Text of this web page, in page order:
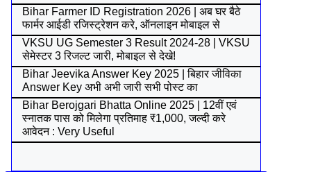
Bihar Farmer ID Registration 2026 | अब घर बैठे
फार्मर आईडी रजिस्ट्रेशन करे, ऑनलाइन मोबाइल से
VKSU UG Semester 3 Result 2024-28 | VKSU
सेमेस्टर 3 रिजल्ट जारी, मोबाइल से देखे!
Bihar Jeevika Answer Key 2025 | बिहार जीविका
Answer Key अभी अभी जारी सभी पोस्ट का
Bihar Berojgari Bhatta Online 2025 | 12वीं एवं
स्नातक पास को मिलेगा प्रतिमाह ₹1,000, जल्दी करे
आवेदन : Very Useful